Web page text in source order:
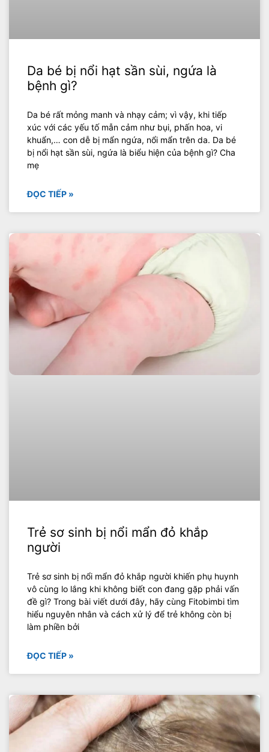
Da bé bị nổi hạt sần sùi, ngứa là
bệnh gì?
Da bé rất mỏng manh và nhạy cảm; vì vậy, khi tiếp
xúc với các yếu tố mẫn cảm như bụi, phấn hoa, vi
khuẩn,… con dễ bị mẩn ngứa, nổi mẩn trên da. Da bé
bị nổi hạt sần sùi, ngứa là biểu hiện của bệnh gì? Cha
mẹ
ĐỌC TIẾP »
Trẻ sơ sinh bị nổi mẩn đỏ khắp
người
Trẻ sơ sinh bị nổi mẩn đỏ khắp người khiến phụ huynh
vô cùng lo lắng khi không biết con đang gặp phải vấn
đề gì? Trong bài viết dưới đây, hãy cùng Fitobimbi tìm
hiểu nguyên nhân và cách xử lý để trẻ không còn bị
làm phiền bởi
ĐỌC TIẾP »